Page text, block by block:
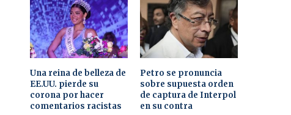
Una reina de belleza de
EE.UU. pierde su
corona por hacer
comentarios racistas
Petro se pronuncia
sobre supuesta orden
de captura de Interpol
en su contra